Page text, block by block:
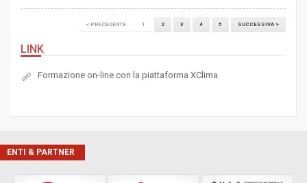
< PRECEDENTE 1 2 3 4 5 SUCCESSIVA >
LINK
Formazione on-line con la piattaforma XClima
ENTI & PARTNER